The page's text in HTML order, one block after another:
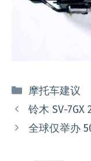
分
类
摩托车建议
铃木 SV-
全球仅举办